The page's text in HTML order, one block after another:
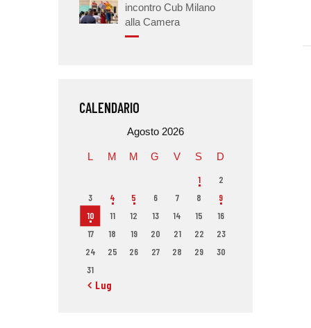
incontro Cub Milano
alla Camera
CALENDARIO
Agosto 2026
L M M G V S D
1
2
3
4 5 6 7 8
9
10
11 12 13 14 15
16
17
18 19 20 21 22
23
24
25 26 27 28 29
30
31
« Lug